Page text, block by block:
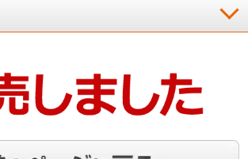
（福岡県 60代I.Y様